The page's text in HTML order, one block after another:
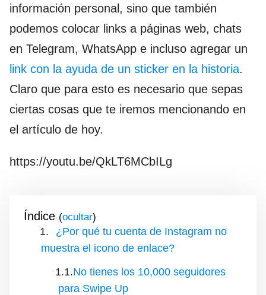
información personal, sino que también
podemos colocar links a páginas web, chats
en Telegram, WhatsApp e incluso agregar un
link con la ayuda de un sticker en la historia.
Claro que para esto es necesario que sepas
ciertas cosas que te iremos mencionando en
el artículo de hoy.
https://youtu.be/QkLT6MCbILg
Índice ( )
¿Por qué tu cuenta de Instagram no
muestra el icono de enlace?
No tienes los 10,000 seguidores
para Swipe Up